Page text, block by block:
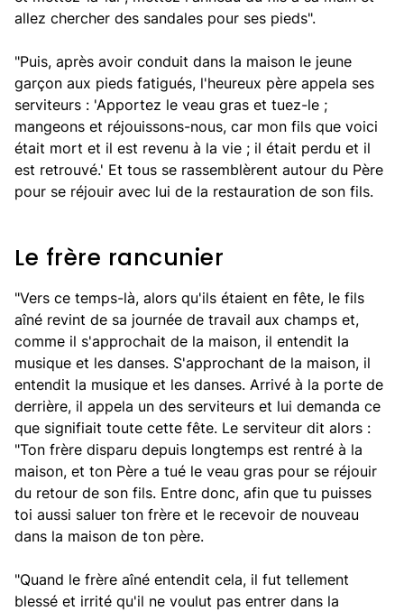
allez chercher des sandales pour ses pieds".
"Puis, après avoir conduit dans la maison le jeune
garçon aux pieds fatigués, l'heureux père appela ses
serviteurs : 'Apportez le veau gras et tuez-le ;
mangeons et réjouissons-nous, car mon fils que voici
était mort et il est revenu à la vie ; il était perdu et il
est retrouvé.' Et tous se rassemblèrent autour du Père
pour se réjouir avec lui de la restauration de son fils.
Le frère rancunier
"Vers ce temps-là, alors qu'ils étaient en fête, le fils
aîné revint de sa journée de travail aux champs et,
comme il s'approchait de la maison, il entendit la
musique et les danses. S'approchant de la maison, il
entendit la musique et les danses. Arrivé à la porte de
derrière, il appela un des serviteurs et lui demanda ce
que signifiait toute cette fête. Le serviteur dit alors :
"Ton frère disparu depuis longtemps est rentré à la
maison, et ton Père a tué le veau gras pour se réjouir
du retour de son fils. Entre donc, afin que tu puisses
toi aussi saluer ton frère et le recevoir de nouveau
dans la maison de ton père.
"Quand le frère aîné entendit cela, il fut tellement
blessé et irrité qu'il ne voulut pas entrer dans la